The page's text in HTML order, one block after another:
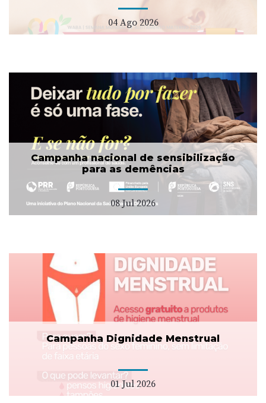
04 Ago 2026
Campanha nacional de sensibilização
para as demências
08 Jul 2026
Campanha Dignidade Menstrual
01 Jul 2026